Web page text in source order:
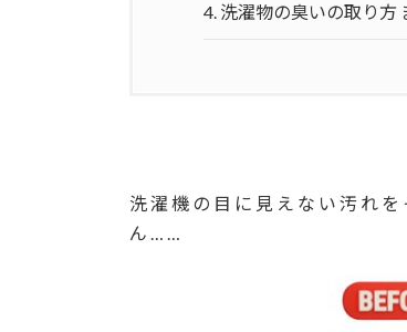
4. 洗濯物の臭いの取り方
洗濯機の目に見えない汚れを
ん……